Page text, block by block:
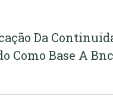
Da
Como Base A